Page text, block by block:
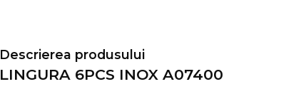
Descrierea produsului
LINGURA 6PCS INOX A07400